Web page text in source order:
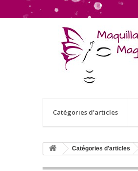
Catégories d'articles
Catégories d'articles